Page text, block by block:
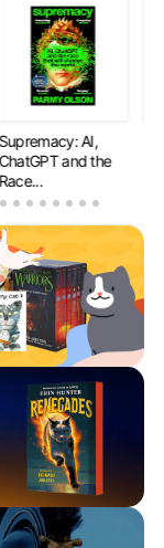
Supremacy: AI,
ChatGPT and the
Race...